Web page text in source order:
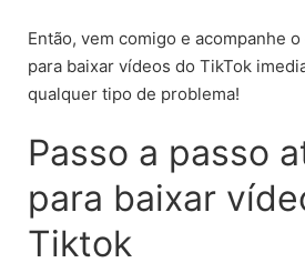
Então, vem comigo e acompanhe
para baixar vídeos do TikTok
qualquer tipo de problema!
Passo a passo
para baixar
Tiktok